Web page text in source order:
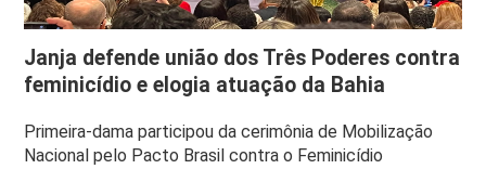
Janja defende união dos Três Poderes contra
feminicídio e elogia atuação da Bahia
Primeira-dama participou da cerimônia de Mobilização
Nacional pelo Pacto Brasil contra o Feminicídio